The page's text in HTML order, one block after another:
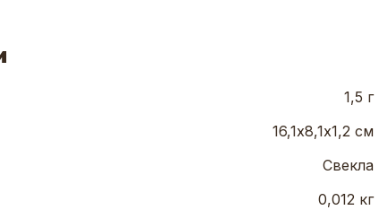
1,5 г
16,1х8,1х1,2 см
Свекла
0,012 кг